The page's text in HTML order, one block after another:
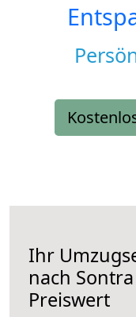
Ihr
nach Sontra
Preiswert